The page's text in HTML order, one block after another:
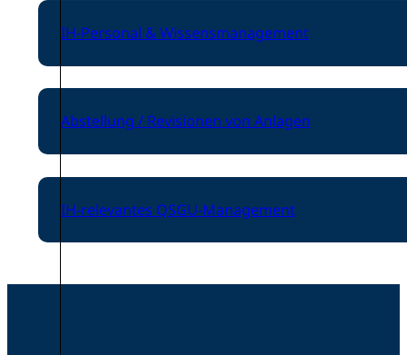
IH-Personal & Wissensmanagement
Abstellung / Revisionen von Anlagen
IH-relevantes QSGU-Management